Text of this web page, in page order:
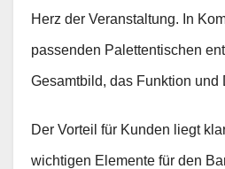
Herz der Veranstaltung. In
passenden Palettentischen
Gesamtbild, das Funktion und
Der Vorteil für Kunden liegt
wichtigen Elemente für den